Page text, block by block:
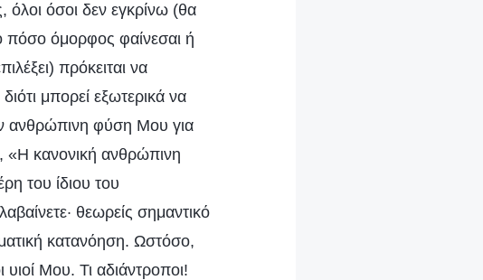
όσοι δεν εγκρίνω (θα
πόσο όμορφος φαίνεσαι ή
πρόκειται να
μπορεί εξωτερικά να
ανθρώπινη φύση Μου για
«Η κανονική ανθρώπινη
του ίδιου του
θεωρείς σημαντικό
κατανόηση. Ωστόσο,
Μου. Τι αδιάντροποι!